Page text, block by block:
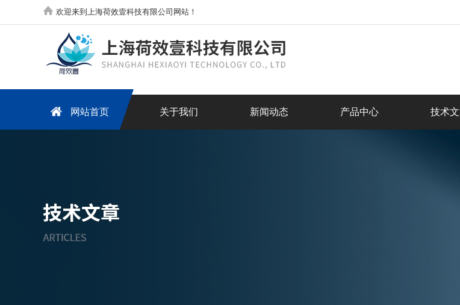
欢迎来到上海荷效壹科技有限公司网站！
网站首页 关于我们 新闻动态 产品中心 技术